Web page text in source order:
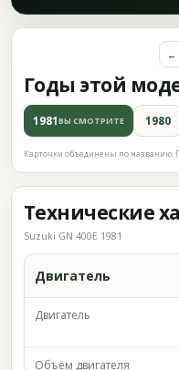
Годы этой
←
1981ВЫ СМОТРИТЕ 1980
Карточки объединены по названию.
Технические
Suzuki GN 400E 1981
Двигатель
Двигатель
Объём двигателя